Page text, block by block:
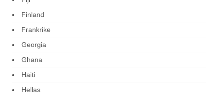
Finland
Frankrike
Georgia
Ghana
Haiti
Hellas